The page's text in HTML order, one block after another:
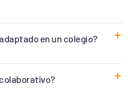
en un colegio?